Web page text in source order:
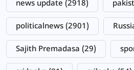
news update (2918)
politicalnews (2901)
Sajith Premadasa (29)